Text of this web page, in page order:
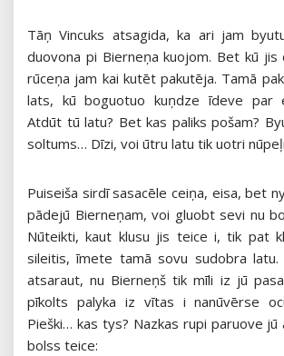
Tāņ Vincuks atsagida, ka ari jam
duovona pi Bierneņa kuojom. Bet kū jis
rūceņa jam kai kutēt pakutēja. Tamā
lats, kū boguotuo kuņdze īdeve par
Atdūt tū latu? Bet kas paliks pošam?
soltums… Dīzi, voi ūtru latu tik uotri
Puiseiša sirdī sasacēle ceiņa, eisa, bet
pādejū Bierneņam, voi gluobt sevi nu
Nūteikti, kaut klusu jis teice i, tik pat
sileitis, īmete tamā sovu sudobra
atsaraut, nu Bierneņš tik mīli iz jū
pīkolts palyka iz vītas i nanūvērse
Pieški… kas tys? Nazkas rupi paruove jū
bolss teice: